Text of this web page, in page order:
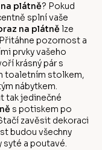
plátně? Pokud
splní vaše
na plátně lze
pozornost a
prvky vašeho
krásný pár s
toaletním stolkem,
nábytkem.
tak jedinečné
s potiskem po
zavěsit dekoraci
budou všechny
syté a poutavé.